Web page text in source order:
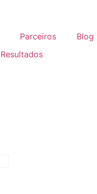
Parceiros
Blog
Resultados